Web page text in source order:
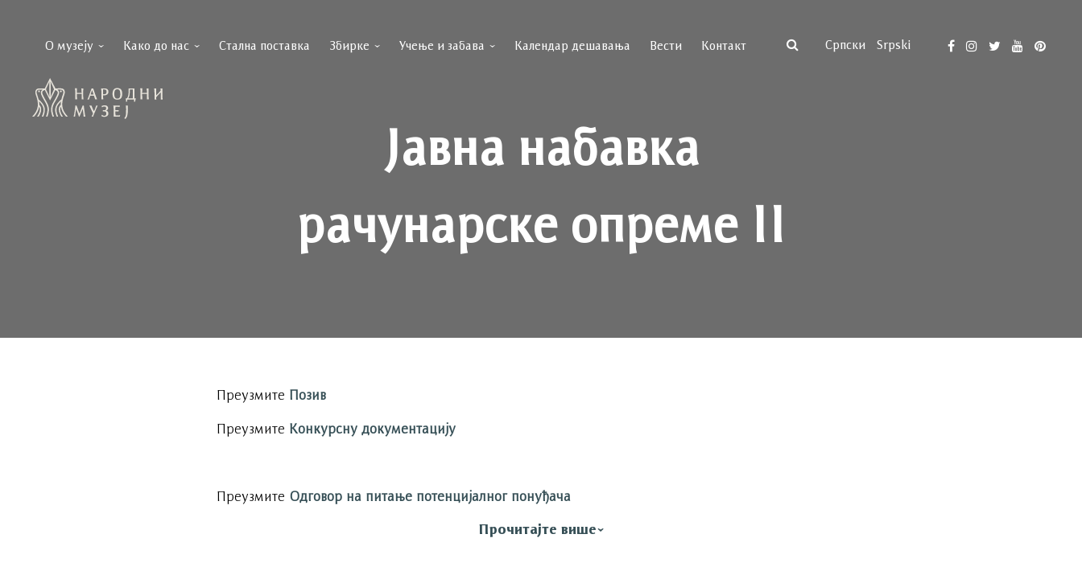
Српски Srpski
О музеју Како до нас Стална поставка Збирке Учење и забава Календар дешавања Вести Контакт
Јавна набавка
рачунарске опреме II
Преузмите Позив
Преузмите Конкурсну документацију
Преузмите Одговор на питање потенцијалног понуђача
Прочитајте више